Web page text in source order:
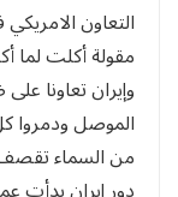
التعاون
مقولة أكلت لما
وإيران تعاونا
الموصل ودمروا
من السماء تقصف